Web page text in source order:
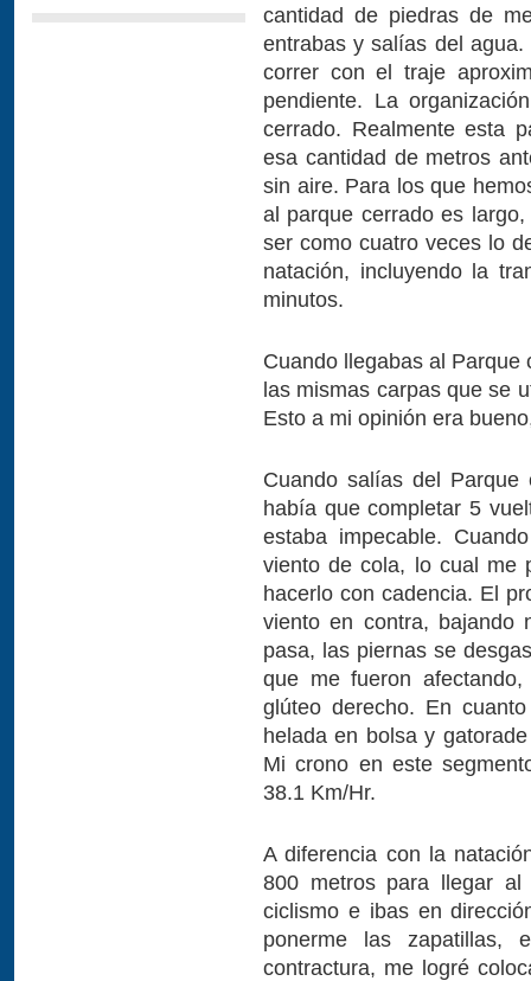
cantidad de piedras de
entrabas y salías del
correr con el traje
pendiente. La
cerrado. Realmente esta
esa cantidad de metros
sin aire. Para los que
al parque cerrado es
ser como cuatro veces lo
natación, incluyendo la
minutos.
Cuando llegabas al
las mismas carpas que se
Esto a mi opinión era
Cuando salías del
había que completar 5
estaba impecable.
viento de cola, lo cual me
hacerlo con cadencia. El
viento en contra, bajando
pasa, las piernas se
que me fueron
glúteo derecho. En
helada en bolsa y
Mi crono en este
38.1 Km/Hr.
A diferencia con la
800 metros para llegar al
ciclismo e ibas en
ponerme las
contractura, me logré